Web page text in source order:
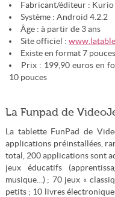
Fabricant/éditeur : Kurio
Système : Android 4.2.2
Âge : à partir de 3 ans
Site officiel :
Existe en format 7
Prix : 199,90 euros en
10 pouces
La Funpad de
La tablette FunPad de
applications préinstallées,
total, 200 applications sont
jeux éducatifs
musique…) ; 70 jeux «
petits ; 10 livres